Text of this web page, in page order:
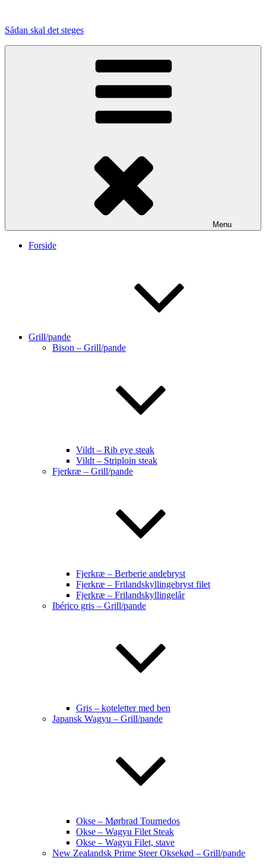
indhold
Sådan skal det steges
Menu
Forside
Grill/pande
Bison – Grill/pande
Vildt – Rib eye steak
Vildt – Striploin steak
Fjerkræ – Grill/pande
Fjerkræ – Berberie andebryst
Fjerkræ – Frilandskyllingebryst filet
Fjerkræ – Frilandskyllingelår
Ibérico gris – Grill/pande
Gris – koteletter med ben
Japansk Wagyu – Grill/pande
Okse – Mørbrad Tournedos
Okse – Wagyu Filet Steak
Okse – Wagyu Filet, stave
New Zealandsk Prime Steer Oksekød – Grill/pande